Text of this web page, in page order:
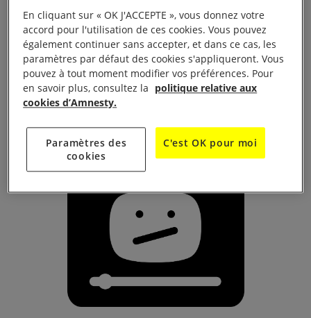
Edith, 45 ans, ouvrière dans une usine textile, voit
sa vie bouleversée par un plan social. Loin de son
fils et sans attache, plutôt que le chômage, elle est
la seule à choisir de rejoindre son usine délocalisée
au Maroc…
En cliquant sur « OK J'ACCEPTE », vous donnez votre
accord pour l'utilisation de ces cookies. Vous pouvez
également continuer sans accepter, et dans ce cas, les
paramètres par défaut des cookies s'appliqueront. Vous
pouvez à tout moment modifier vos préférences. Pour
en savoir plus, consultez la politique relative aux
cookies d’Amnesty.
Paramètres des
cookies
C'est OK pour moi